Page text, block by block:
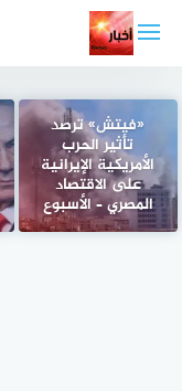
المحتوى
«فيتش» ترصد
تأثير الحرب
الأمريكية الإيرانية
على الاقتصاد
المصري – الأسبوع